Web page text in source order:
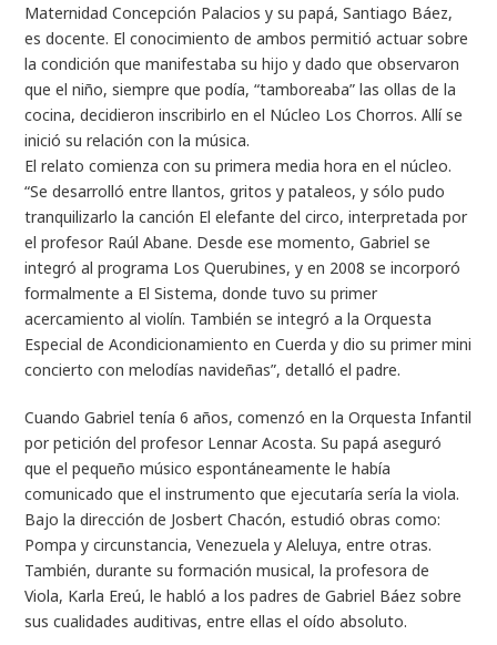
Maternidad Concepción Palacios y su papá, Santiago Báez,
es docente. El conocimiento de ambos permitió actuar sobre
la condición que manifestaba su hijo y dado que observaron
que el niño, siempre que podía, “tamboreaba” las ollas de la
cocina, decidieron inscribirlo en el Núcleo Los Chorros. Allí se
inició su relación con la música.
El relato comienza con su primera media hora en el núcleo.
“Se desarrolló entre llantos, gritos y pataleos, y sólo pudo
tranquilizarlo la canción El elefante del circo, interpretada por
el profesor Raúl Abane. Desde ese momento, Gabriel se
integró al programa Los Querubines, y en 2008 se incorporó
formalmente a El Sistema, donde tuvo su primer
acercamiento al violín. También se integró a la Orquesta
Especial de Acondicionamiento en Cuerda y dio su primer mini
concierto con melodías navideñas”, detalló el padre.
Cuando Gabriel tenía 6 años, comenzó en la Orquesta Infantil
por petición del profesor Lennar Acosta. Su papá aseguró
que el pequeño músico espontáneamente le había
comunicado que el instrumento que ejecutaría sería la viola.
Bajo la dirección de Josbert Chacón, estudió obras como:
Pompa y circunstancia, Venezuela y Aleluya, entre otras.
También, durante su formación musical, la profesora de
Viola, Karla Ereú, le habló a los padres de Gabriel Báez sobre
sus cualidades auditivas, entre ellas el oído absoluto.